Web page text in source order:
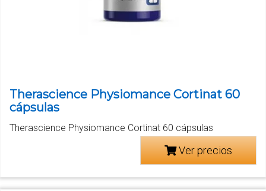
Therascience Physiomance Cortinat 60
cápsulas
Therascience Physiomance Cortinat 60 cápsulas
Ver precios